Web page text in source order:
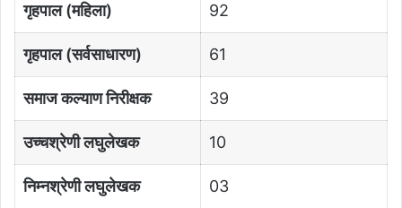
गृहपाल (महिला) 92
गृहपाल (सर्वसाधारण) 61
समाज कल्याण निरीक्षक 39
उच्चश्रेणी लघुलेखक 10
निम्नश्रेणी लघुलेखक 03